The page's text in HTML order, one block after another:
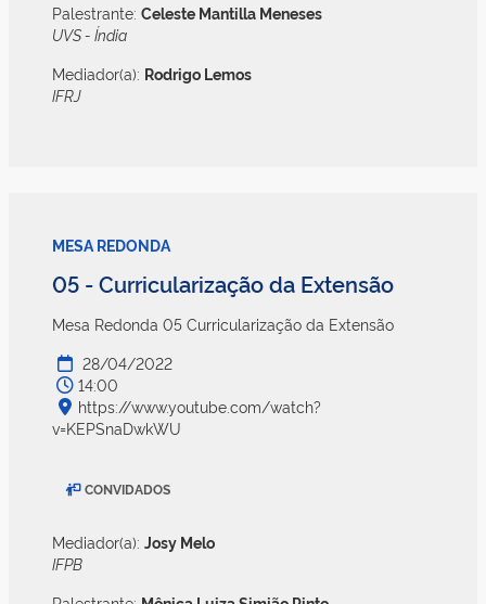
Palestrante: Celeste Mantilla Meneses
UVS - Índia
Mediador(a): Rodrigo Lemos
IFRJ
MESA REDONDA
05 - Curricularização da Extensão
Mesa Redonda 05 Curricularização da Extensão
28/04/2022
14:00
https://www.youtube.com/watch?
v=KEPSnaDwkWU
CONVIDADOS
Mediador(a): Josy Melo
IFPB